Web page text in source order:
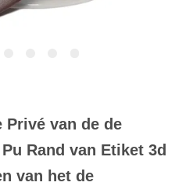
Privé van de de
Rand van Etiket 3d
van het de